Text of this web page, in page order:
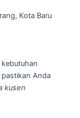
Kota Baru
Anda
kusen